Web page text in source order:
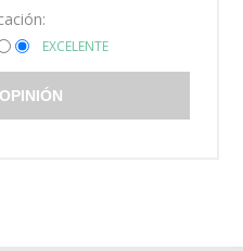
EXCELENTE